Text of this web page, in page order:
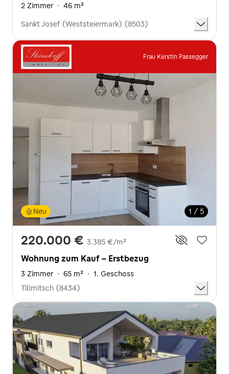
2 Zimmer · 46 m²
Sankt Josef (Weststeiermark) (8503)
Frau Kerstin Passegger
1 / 5
Neu
220.000 € 3.385 €/m²
Wohnung zum Kauf - Erstbezug
3 Zimmer · 65 m² · 1. Geschoss
Tillmitsch (8434)